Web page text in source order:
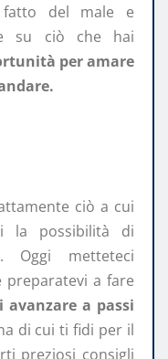
del male e
su ciò che hai
per amare
ciò a cui
la possibilità di
Oggi metteteci
a fare
a passi
di cui ti fidi per il
preziosi consigli